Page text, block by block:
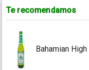
Te recomendamos
Bahamian